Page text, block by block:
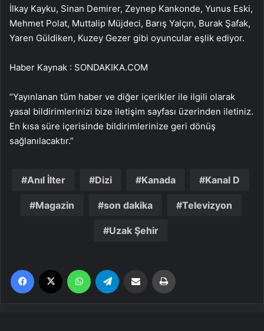
İlkay Kayku, Sinan Demirer, Zeynep Kankonde, Yunus Eski,
Mehmet Polat, Muttalip Müjdeci, Barış Yalçın, Burak Şafak,
Yaren Güldiken, Kuzey Gezer gibi oyuncular eşlik ediyor.
Haber Kaynak : SONDAKIKA.COM
“Yayınlanan tüm haber ve diğer içerikler ile ilgili olarak
yasal bildirimlerinizi bize iletişim sayfası üzerinden iletiniz.
En kısa süre içerisinde bildirimlerinize geri dönüş
sağlanılacaktır.”
Anıl İlter Dizi Kanada Kanal D
Magazin son dakika Televizyon
Uzak Şehir
Facebook WhatsApp Email'den paylaş